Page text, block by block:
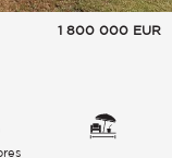
1 800 000 EUR